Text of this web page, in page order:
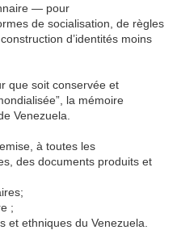
— pour
de socialisation, de règles
d’identités moins
que soit conservée et
la mémoire
Venezuela.
à toutes les
des documents produits et
;
et ethniques du Venezuela.